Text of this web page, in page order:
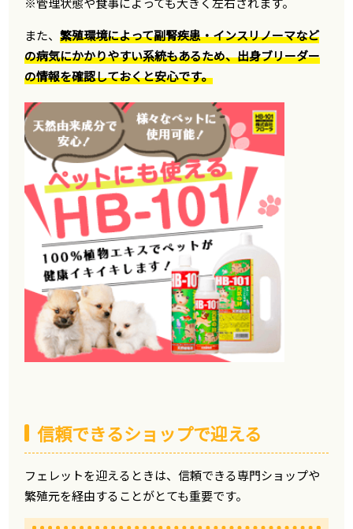
また、繁殖環境によって副腎疾患・インスリノーマなど
の病気にかかりやすい系統もあるため、出身ブリーダー
の情報を確認しておくと安心です。
信頼できるショップで迎える
フェレットを迎えるときは、信頼できる専門ショップや
繁殖元を経由することがとても重要です。